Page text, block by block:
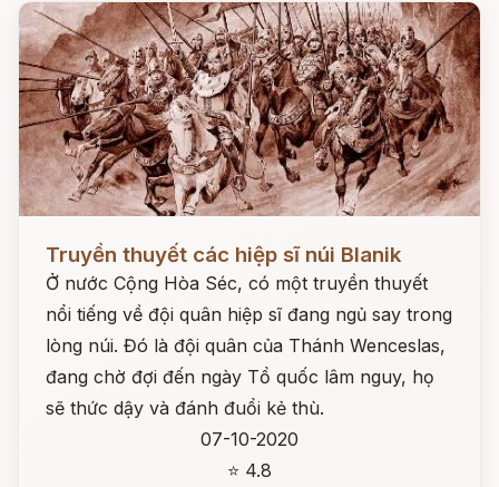
Đọc ngay
Truyền thuyết các hiệp sĩ núi Blanik
Ở nước Cộng Hòa Séc, có một truyền thuyết
nổi tiếng về đội quân hiệp sĩ đang ngủ say trong
lòng núi. Đó là đội quân của Thánh Wenceslas,
đang chờ đợi đến ngày Tổ quốc lâm nguy, họ
sẽ thức dậy và đánh đuổi kẻ thù.
07-10-2020
⭐ 4.8